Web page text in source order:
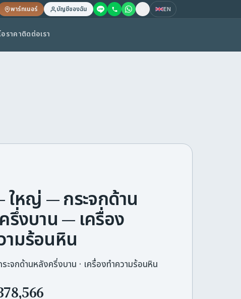
พาร์ทเนอร์ บัญชีของฉัน EN
ราคาติดต่อเรา
ใหญ่ — กระจกด้าน
รึ่งบาน — เครื่อง
ามร้อนหิน
ะจกด้านหลังครึ่งบาน · เครื่องทำความร้อนหิน